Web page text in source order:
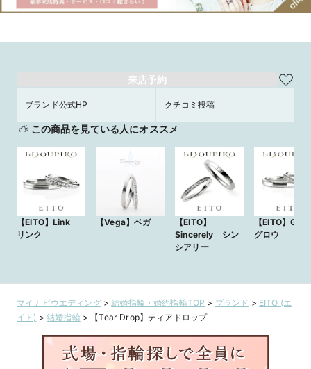
来店予約
ブランド公式HP クチコミ投稿
この商品を見ている人にオススメ
【EITO】Link
リンク
【Vega】ベガ
【EITO】
Sincerely シン
シアリー
【EITO】
グロウ
マイナビウエディング>結婚指輪・婚約指輪TOP > ブランド > EITO (エ
イト) >結婚指輪 > 【Tear Drop】ティアドロップ